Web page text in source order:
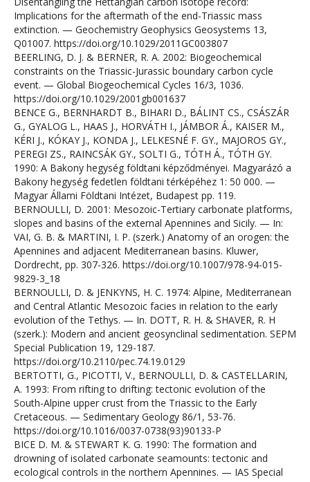
Implications for the aftermath of the end-Triassic mass
extinction. — Geochemistry Geophysics Geosystems 13,
Q01007. https://doi.org/10.1029/2011GC003807
BEERLING, D. J. & BERNER, R. A. 2002: Biogeochemical
constraints on the Triassic-Jurassic boundary carbon cycle
event. — Global Biogeochemical Cycles 16/3, 1036.
https://doi.org/10.1029/2001gb001637
BENCE G., BERNHARDT B., BIHARI D., BÁLINT CS., CSÁSZÁR
G., GYALOG L., HAAS J., HORVÁTH I., JÁMBOR Á., KAISER M.,
KÉRI J., KÓKAY J., KONDA J., LELKESNÉ F. GY., MAJOROS GY.,
PEREGI ZS., RAINCSÁK GY., SOLTI G., TÓTH Á., TÓTH GY.
1990: A Bakony hegység földtani képződményei. Magyarázó a
Bakony hegység fedetlen földtani térképéhez 1: 50 000. —
Magyar Állami Földtani Intézet, Budapest pp. 119.
BERNOULLI, D. 2001: Mesozoic-Tertiary carbonate platforms,
slopes and basins of the external Apennines and Sicily. — In:
VAI, G. B. & MARTINI, I. P. (szerk.) Anatomy of an orogen: the
Apennines and adjacent Mediterranean basins. Kluwer,
Dordrecht, pp. 307-326. https://doi.org/10.1007/978-94-015-
9829-3_18
BERNOULLI, D. & JENKYNS, H. C. 1974: Alpine, Mediterranean
and Central Atlantic Mesozoic facies in relation to the early
evolution of the Tethys. — In. DOTT, R. H. & SHAVER, R. H
(szerk.): Modern and ancient geosynclinal sedimentation. SEPM
Special Publication 19, 129-187.
https://doi.org/10.2110/pec.74.19.0129
BERTOTTI, G., PICOTTI, V., BERNOULLI, D. & CASTELLARIN,
A. 1993: From rifting to drifting: tectonic evolution of the
South-Alpine upper crust from the Triassic to the Early
Cretaceous. — Sedimentary Geology 86/1, 53-76.
https://doi.org/10.1016/0037-0738(93)90133-P
BICE D. M. & STEWART K. G. 1990: The formation and
drowning of isolated carbonate seamounts: tectonic and
ecological controls in the northern Apennines. — IAS Special